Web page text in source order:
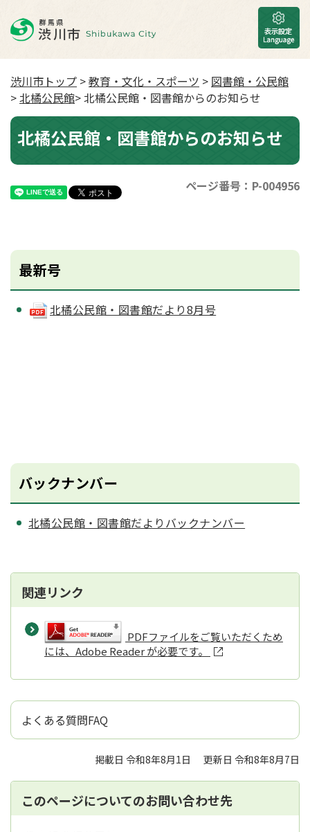
渋川市トップ >教育・文化・スポーツ > 図書館・公民館
>北橘公民館> 北橘公民館・図書館からのお知らせ
北橘公民館・図書館からのお知らせ
ページ番号：P-004956
最新号
北橘公民館・図書館だより8月号
バックナンバー
北橘公民館・図書館だよりバックナンバー
関連リンク
PDFファイルをご覧いただくため
には、Adobe Reader が必要です。
よくある質問FAQ
掲載日 令和8年8月1日 更新日 令和8年8月7日
このページについてのお問い合わせ先